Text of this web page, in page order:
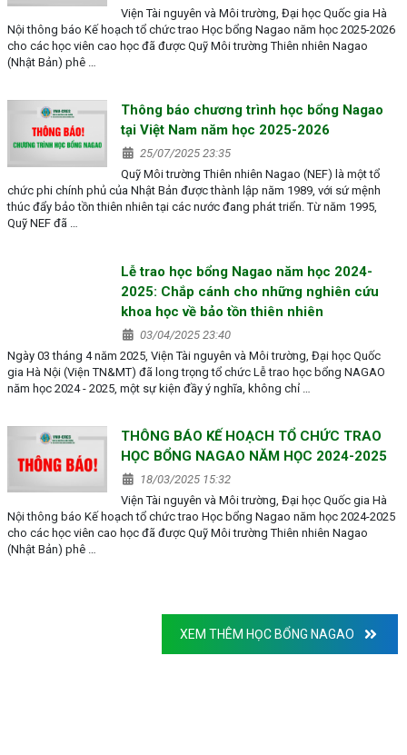
Viện Tài nguyên và Môi trường, Đại học Quốc gia Hà
Nội thông báo Kế hoạch tổ chức trao Học bổng Nagao năm học 2025-2026
cho các học viên cao học đã được Quỹ Môi trường Thiên nhiên Nagao
(Nhật Bản) phê …
Thông báo chương trình học bổng Nagao
tại Việt Nam năm học 2025-2026
25/07/2025 23:35
Quỹ Môi trường Thiên nhiên Nagao (NEF) là một tổ
chức phi chính phủ của Nhật Bản được thành lập năm 1989, với sứ mệnh
thúc đẩy bảo tồn thiên nhiên tại các nước đang phát triển. Từ năm 1995,
Quỹ NEF đã …
Lễ trao học bổng Nagao năm học 2024-
2025: Chắp cánh cho những nghiên cứu
khoa học về bảo tồn thiên nhiên
03/04/2025 23:40
Ngày 03 tháng 4 năm 2025, Viện Tài nguyên và Môi trường, Đại học Quốc
gia Hà Nội (Viện TN&MT) đã long trọng tổ chức Lễ trao học bổng NAGAO
năm học 2024 - 2025, một sự kiện đầy ý nghĩa, không chỉ …
THÔNG BÁO KẾ HOẠCH TỔ CHỨC TRAO
HỌC BỔNG NAGAO NĂM HỌC 2024-2025
18/03/2025 15:32
Viện Tài nguyên và Môi trường, Đại học Quốc gia Hà
Nội thông báo Kế hoạch tổ chức trao Học bổng Nagao năm học 2024-2025
cho các học viên cao học đã được Quỹ Môi trường Thiên nhiên Nagao
(Nhật Bản) phê …
XEM THÊM HỌC BỔNG NAGAO